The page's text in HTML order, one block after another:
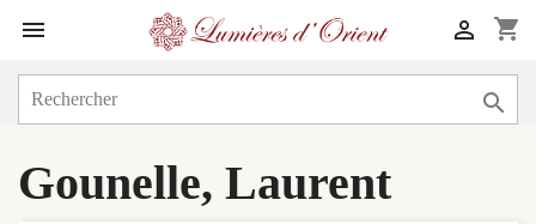
 shopping_cart


Gounelle, Laurent